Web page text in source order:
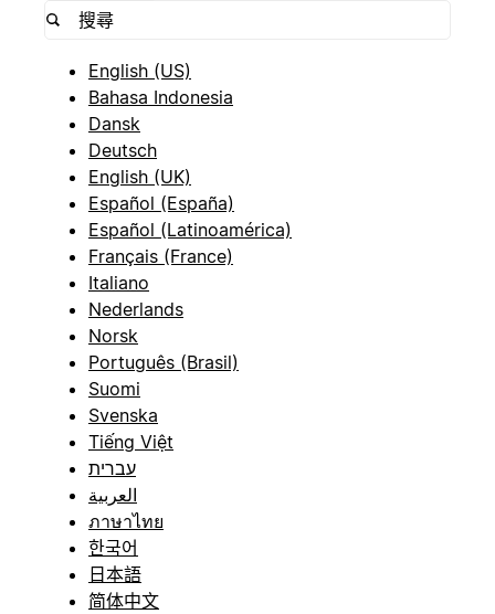
English (US)
Bahasa Indonesia
Dansk
Deutsch
English (UK)
Español (España)
Español (Latinoamérica)
Français (France)
Italiano
Nederlands
Norsk
Português (Brasil)
Suomi
Svenska
Tiếng Việt
עברית
العربية
ภาษาไทย
한국어
日本語
简体中文